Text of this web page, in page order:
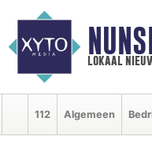
lokaal
112 Algemeen